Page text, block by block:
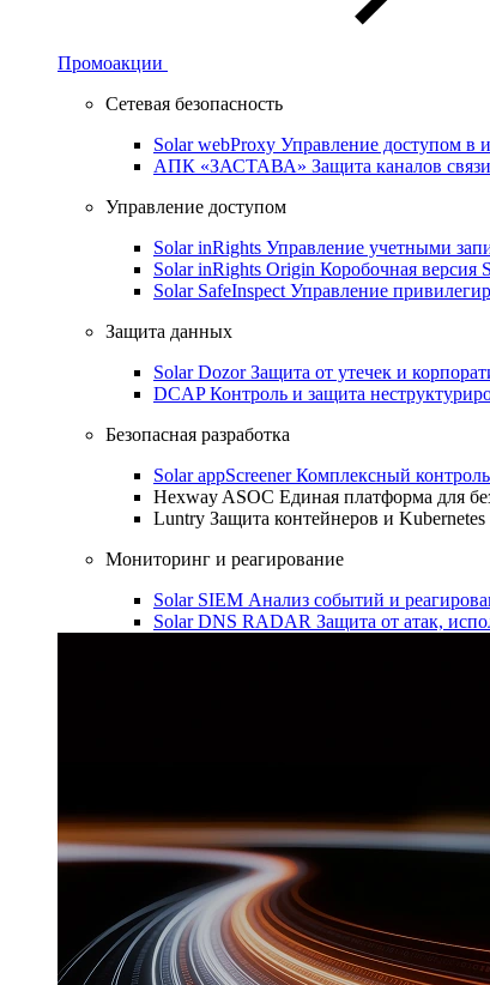
Промоакции
Сетевая безопасность
Solar webProxy Управление доступом в
АПК «ЗАСТАВА» Защита каналов
Управление доступом
Solar inRights Управление учетными
Solar inRights Origin Коробочная версия
Solar SafeInspect Управление
Защита данных
Solar DozorЗащита от утечек и
DCAPКонтроль и защита
Безопасная разработка
Solar appScreenerКомплексный
Hexway ASOC Единая платформа для
Luntry Защита контейнеров и Kubernetes
Мониторинг и реагирование
Solar SIEM Анализ событий и
Solar DNS RADAR Защита от атак,